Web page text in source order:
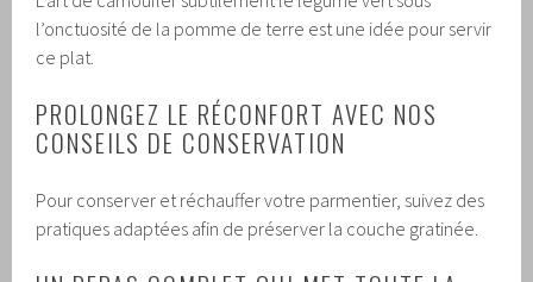
l’onctuosité de la pomme de terre est une idée pour servir
ce plat.
PROLONGEZ LE RÉCONFORT AVEC NOS
CONSEILS DE CONSERVATION
Pour conserver et réchauffer votre parmentier, suivez des
pratiques adaptées afin de préserver la couche gratinée.